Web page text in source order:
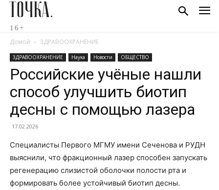
ТОЧКА.
16+
Домой ЗДРАВООХРАНЕНИЕ
ЗДРАВООХРАНЕНИЕ Наука Новости ОБЩЕСТВО
Российские учёные нашли
способ улучшить биотип
десны с помощью лазера
17.02.2026
Специалисты Первого МГМУ имени Сеченова и РУДН
выяснили, что фракционный лазер способен запускать
регенерацию слизистой оболочки полости рта и
формировать более устойчивый биотип десны.